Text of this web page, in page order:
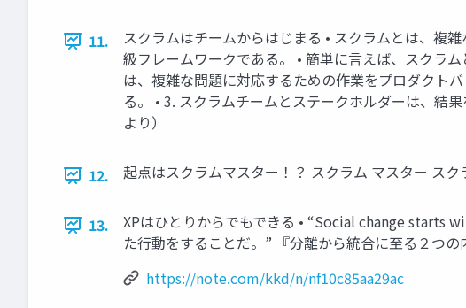
11.
スクラムはチームからはじまる • スクラムとは、複
級フレームワークである。 • 簡単に言えば、スクラ
は、複雑な問題に対応するための作業をプロダクト
る。 • 3. スクラムチームとステークホルダーは、結
より）
12. 起点はスクラムマスター！？ スクラム マスター スク
13.
XPはひとりからでもできる • “Social change starts
た行動をすることだ。” 『分離から統合に至る２つ
https://note.com/kkd/n/nf10c85aa29ac